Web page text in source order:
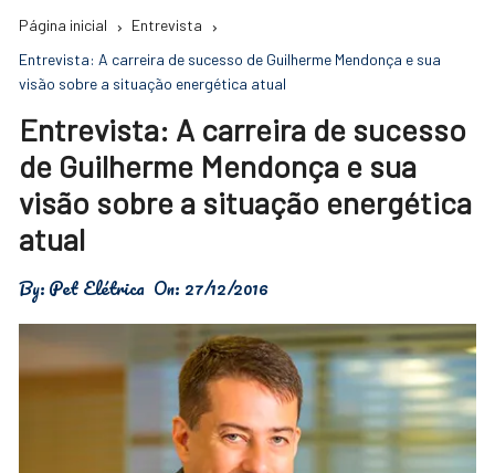
Página inicial
Entrevista
Entrevista: A carreira de sucesso de Guilherme Mendonça e sua
visão sobre a situação energética atual
Entrevista: A carreira de sucesso
de Guilherme Mendonça e sua
visão sobre a situação energética
atual
By:Pet Elétrica On: 27/12/2016